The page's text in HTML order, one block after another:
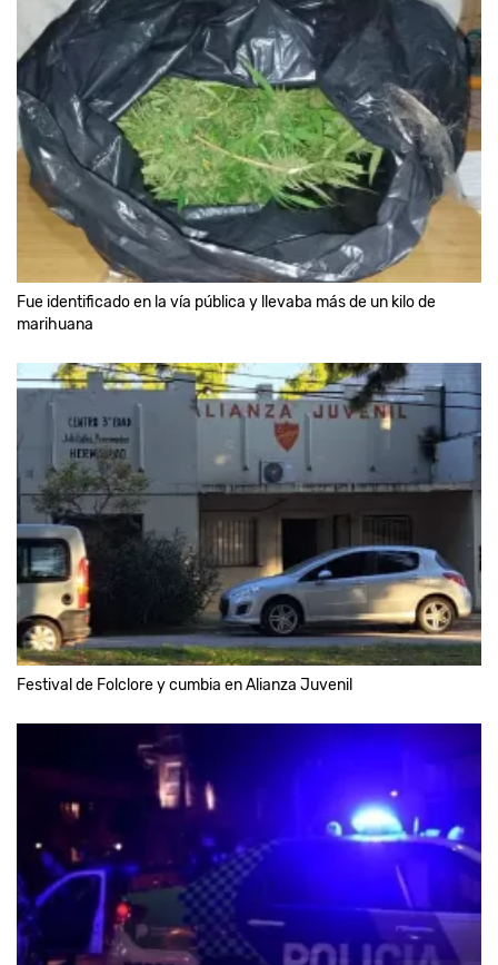
Fue identificado en la vía pública y llevaba más de un kilo de
marihuana
Festival de Folclore y cumbia en Alianza Juvenil